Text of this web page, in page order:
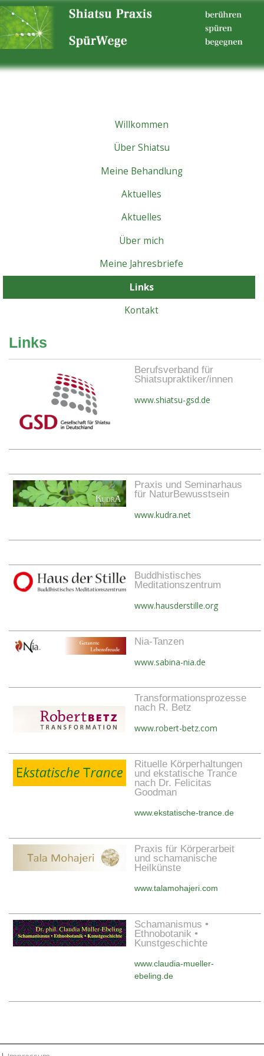
Willkommen
Über Shiatsu
Meine Behandlung
Aktuelles
Aktuelles
Über mich
Meine Jahresbriefe
Links
Kontakt
Links
Berufsverband für
Shiatsupraktiker/innen
www.shiatsu-gsd.de
Praxis und Seminarhaus
für NaturBewusstsein
www.kudra.net
Buddhistisches
Meditationszentrum
www.hausderstille.org
Nia-Tanzen
www.sabina-nia.de
Transformationsprozesse
nach R. Betz
www.robert-betz.com
Rituelle Körperhaltungen
und ekstatische Trance
nach Dr. Felicitas
Goodman
www.ekstatische-trance.de
Praxis für Körperarbeit
und schamanische
Heilkünste
www.talamohajeri.com
Schamanismus •
Ethnobotanik •
Kunstgeschichte
www.claudia-mueller-
ebeling.de